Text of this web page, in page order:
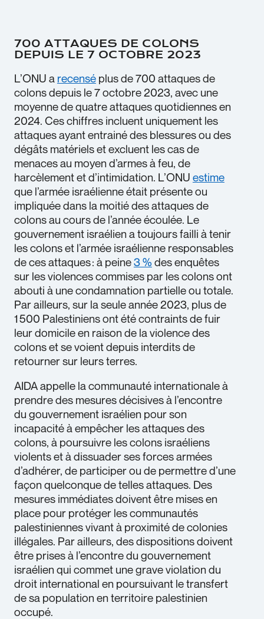
700 ATTAQUES DE COLONS
DEPUIS LE 7 OCTOBRE 2023
L’ONU a recenséplus de 700 attaques de
colons depuis le 7 octobre 2023, avec une
moyenne de quatre attaques quotidiennes en
2024. Ces chiffres incluent uniquement les
attaques ayant entrainé des blessures ou des
dégâts matériels et excluent les cas de
menaces au moyen d’armes à feu, de
harcèlement et d’intimidation. L’ONU estime
que l’armée israélienne était présente ou
impliquée dans la moitié des attaques de
colons au cours de l’année écoulée. Le
gouvernement israélien a toujours failli à tenir
les colons et l’armée israélienne responsables
de ces attaques : à peine3 % des enquêtes
sur les violences commises par les colons ont
abouti à une condamnation partielle ou totale.
Par ailleurs, sur la seule année 2023, plus de
1 500 Palestiniens ont été contraints de fuir
leur domicile en raison de la violence des
colons et se voient depuis interdits de
retourner sur leurs terres.
AIDA appelle la communauté internationale à
prendre des mesures décisives à l’encontre
du gouvernement israélien pour son
incapacité à empêcher les attaques des
colons, à poursuivre les colons israéliens
violents et à dissuader ses forces armées
d’adhérer, de participer ou de permettre d’une
façon quelconque de telles attaques. Des
mesures immédiates doivent être mises en
place pour protéger les communautés
palestiniennes vivant à proximité de colonies
illégales. Par ailleurs, des dispositions doivent
être prises à l’encontre du gouvernement
israélien qui commet une grave violation du
droit international en poursuivant le transfert
de sa population en territoire palestinien
occupé.